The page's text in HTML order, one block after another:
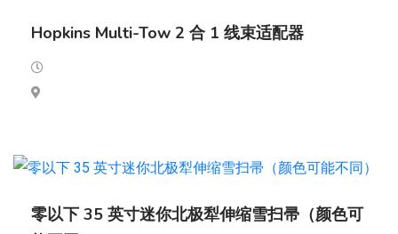
Hopkins Multi-Tow 2 合 1 线束适配器
零以下 35 英寸迷你北极犁伸缩雪扫帚（颜色可